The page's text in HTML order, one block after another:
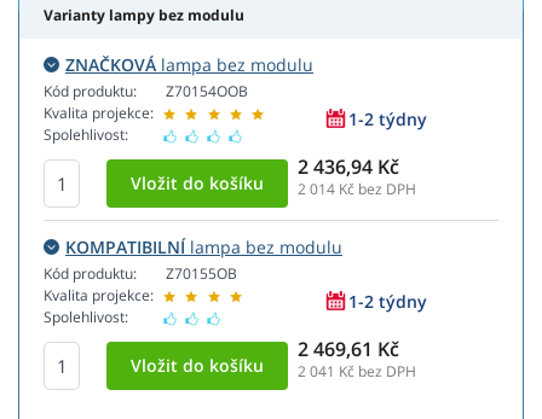
Varianty lampy bez modulu
ZNAČKOVÁ lampa bez modulu
Kód produktu:
Kvalita projekce:
Spolehlivost:
Z70154OOB
1-2 týdny
2 436,94 Kč
2 014 Kč bez DPH
KOMPATIBILNÍlampa bez modulu
Kód produktu:
Kvalita projekce:
Spolehlivost:
Z70155OB
1-2 týdny
2 469,61 Kč
2 041 Kč bez DPH